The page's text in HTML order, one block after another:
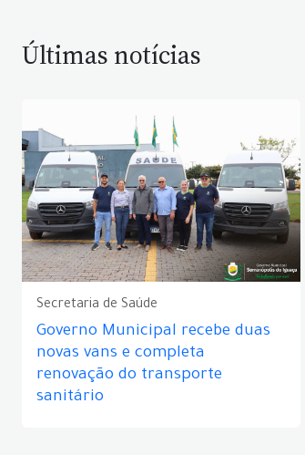
Últimas notícias
Secretaria de Saúde
Governo Municipal recebe duas
novas vans e completa
renovação do transporte
sanitário